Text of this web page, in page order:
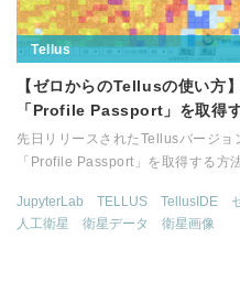
Tellus
【ゼロからのTellusの使い
「Profile Passport」を取得
先日リリースされたTellusバージ
「Profile Passport」を取得する方
JupyterLab TELLUS TellusIDE
人工衛星
衛星データ 衛星画像